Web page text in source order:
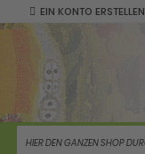
EIN KONTO ERSTELLEN